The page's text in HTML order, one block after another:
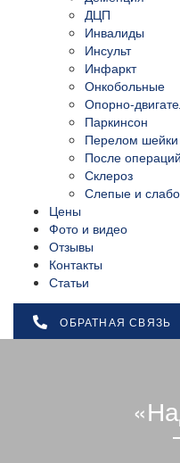
ДЦП
Инвалиды
Инсульт
Инфаркт
Онкобольные
Опорно-
Паркинсон
Перелом
После операций
Склероз
Слепые и
Цены
Фото и видео
Отзывы
Контакты
Статьи
ОБРАТНАЯ СВЯЗЬ